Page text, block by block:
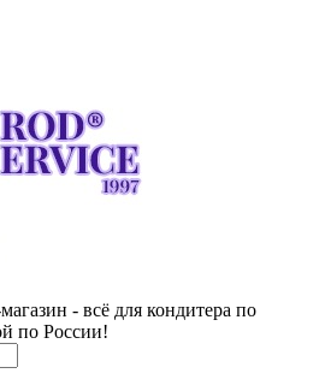
- всё для кондитера по
по России!